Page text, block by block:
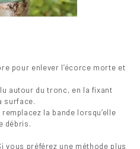
pour enlever l’écorce morte et
autour du tronc, en la fixant
surface.
la bande lorsqu’elle
débris.
vous préférez une méthode plus